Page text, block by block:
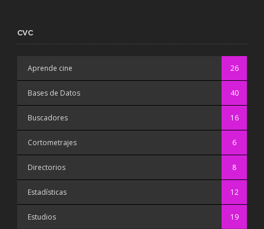
CVC
Aprende cine 26
Bases de Datos 40
Buscadores 16
Cortometrajes 6
Directorios 8
Estadísticas 12
Estudios 19